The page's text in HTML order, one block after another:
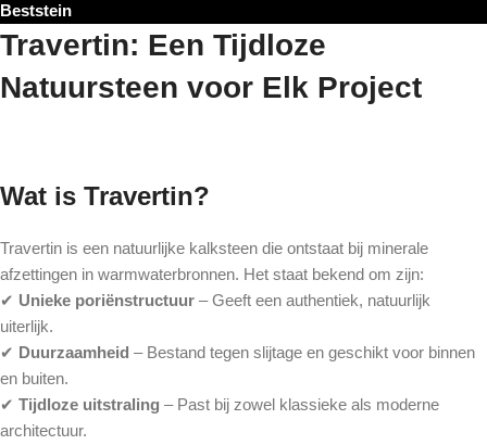
Beststein
Travertin: Een Tijdloze
Natuursteen voor Elk Project
Wat is Travertin?
Travertin is een natuurlijke kalksteen die ontstaat bij minerale
afzettingen in warmwaterbronnen. Het staat bekend om zijn:
✔ Unieke poriënstructuur – Geeft een authentiek, natuurlijk
uiterlijk.
✔ Duurzaamheid – Bestand tegen slijtage en geschikt voor binnen
en buiten.
✔ Tijdloze uitstraling – Past bij zowel klassieke als moderne
architectuur.